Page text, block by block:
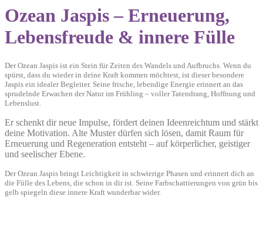
Ozean Jaspis – Erneuerung,
Lebensfreude & innere Fülle
Der Ozean Jaspis ist ein Stein für Zeiten des Wandels und Aufbruchs. Wenn du
spürst, dass du wieder in deine Kraft kommen möchtest, ist dieser besondere
Jaspis ein idealer Begleiter. Seine frische, lebendige Energie erinnert an das
sprudelnde Erwachen der Natur im Frühling – voller Tatendrang, Hoffnung und
Lebenslust.
Er schenkt dir neue Impulse, fördert deinen Ideenreichtum und stärkt
deine Motivation. Alte Muster dürfen sich lösen, damit Raum für
Erneuerung und Regeneration entsteht – auf körperlicher, geistiger
und seelischer Ebene.
Der Ozean Jaspis bringt Leichtigkeit in schwierige Phasen und erinnert dich an
die Fülle des Lebens, die schon in dir ist. Seine Farbschattierungen von grün bis
gelb spiegeln diese innere Kraft wunderbar wider.